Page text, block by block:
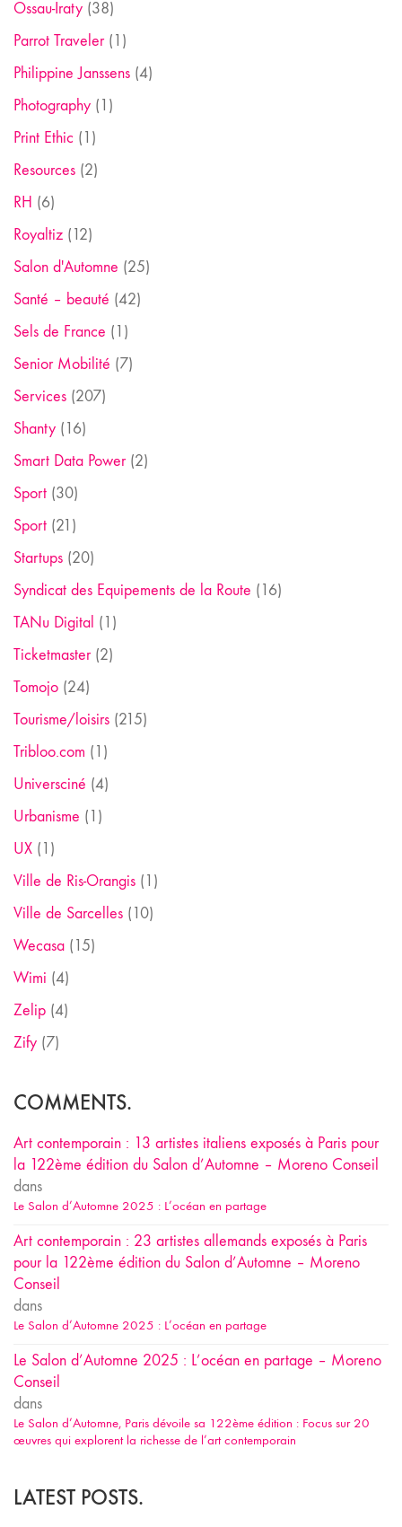
Ossau-Iraty (38)
Parrot Traveler(1)
Philippine Janssens (4)
Photography (1)
Print Ethic (1)
Resources (2)
RH (6)
Royaltiz (12)
Salon d'Automne (25)
Santé – beauté (42)
Sels de France (1)
Senior Mobilité (7)
Services (207)
Shanty (16)
Smart Data Power(2)
Sport (30)
Sport (21)
Startups (20)
Syndicat des Equipements de la Route (16)
TANu Digital (1)
Ticketmaster(2)
Tomojo (24)
Tourisme/loisirs (215)
Tribloo.com (1)
Universciné (4)
Urbanisme (1)
UX (1)
Ville de Ris-Orangis (1)
Ville de Sarcelles (10)
Wecasa (15)
Wimi (4)
Zelip (4)
Zify (7)
COMMENTS.
Art contemporain : 13 artistes italiens exposés à Paris pour
la 122ème édition du Salon d’Automne – Moreno Conseil
dans
Le Salon d’Automne 2025 : L’océan en partage
Art contemporain : 23 artistes allemands exposés à Paris
pour la 122ème édition du Salon d’Automne – Moreno
Conseil
dans
Le Salon d’Automne 2025 : L’océan en partage
Le Salon d’Automne 2025 : L’océan en partage – Moreno
Conseil
dans
Le Salon d’Automne, Paris dévoile sa 122ème édition : Focus sur 20
œuvres qui explorent la richesse de l’art contemporain
LATEST POSTS.